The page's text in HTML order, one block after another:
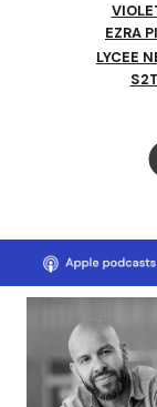
EZRA
LYCEE